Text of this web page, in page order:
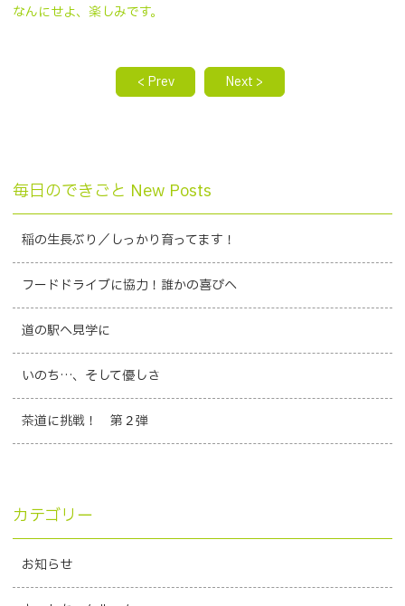
なんにせよ、楽しみです。
< Prev Next >
毎日のできごと New Posts
稲の生長ぶり／しっかり育ってます！
フードドライブに協力！誰かの喜びへ
道の駅へ見学に
いのち…、そして優しさ
茶道に挑戦！ 第２弾
カテゴリー
お知らせ